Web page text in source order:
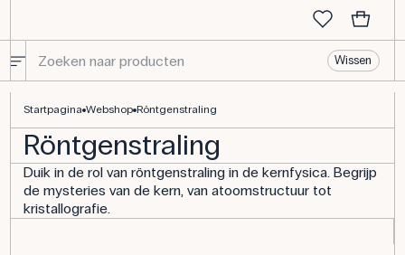
Wissen
Startpagina Webshop Röntgenstraling
Röntgenstraling
Duik in de rol van röntgenstraling in de kernfysica. Begrijp
de mysteries van de kern, van atoomstructuur tot
kristallografie.